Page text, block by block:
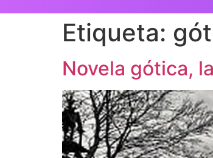
Etiqueta:
Novela gótica,